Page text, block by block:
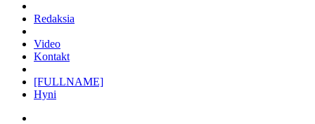
Redaksia
Video
Kontakt
[FULLNAME]
Hyni